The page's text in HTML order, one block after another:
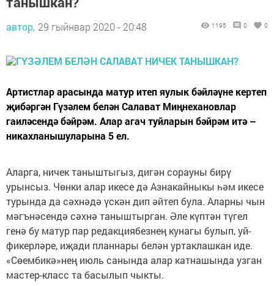
автор, 29 гыйнвар 2020 - 20:48 1195 0 0
Артистлар арасында матур итеп яулык бәйләүне кертеп
җибәргән Гүзәлем белән Салават Миңнехановлар
гаиләсендә бәйрәм. Алар агач туйларын бәйрәм итә –
никахланышуларына 5 ел.
Аларга, ничек таныштыгыз, дигән сорауны бирү
урынсыз. Чөнки алар икесе дә Азнакайныкы һәм икесе
турында да сәхнәдә үскән дип әйтеп була. Аларны чын
мәгънәсендә сәхнә таныштырган. Әле күптән түгел
генә бу матур пар редакциябезнең кунагы булып, уй-
фикерләре, иҗади планнары белән уртаклашкан иде.
«Сөембикә»нең июль санында алар катнашында узган
мастер-класс та басылып чыкты.